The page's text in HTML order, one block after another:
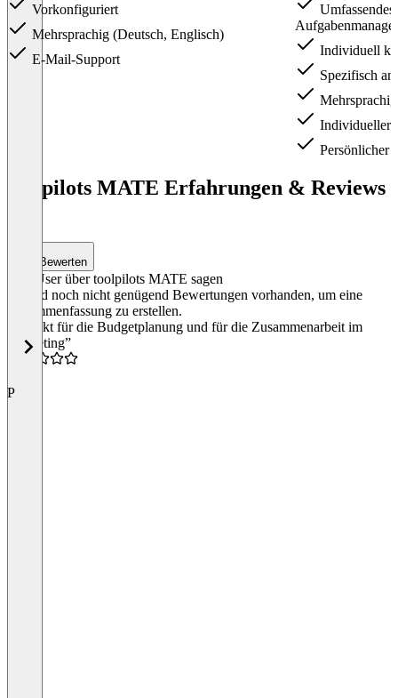
Vorkonfiguriert
Mehrsprachig (Deutsch, Englisch)
E-Mail-Support
Individuell
Spezifisch
Individueller
Persönlicher
toolpilots MATE Erfahrungen & Reviews
Bewerten
Was User über toolpilots MATE sagen
Es sind noch nicht genügend Bewertungen vorhanden, um eine
Zusammenfassung zu erstellen.
“Perfekt für die Budgetplanung und für die Zusammenarbeit im
Marketing”
P